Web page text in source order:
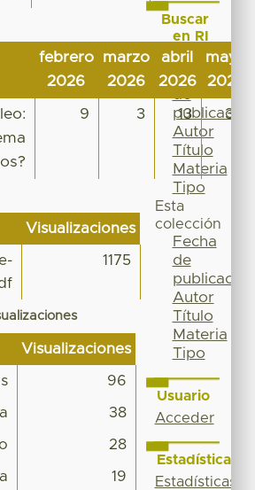
febrero
2026
marzo
2026
abril
2026
mayo
2026
9 3 13 33
Visualizaciones
1175
Visualizaciones
96
38
28
19
Buscar
en RI
Por
Fecha
de
publicación
Autor
Título
Materia
Tipo
Esta
colección
Fecha
de
publicación
Autor
Título
Materia
Tipo
Usuario
Acceder
Estadísticas
Estadísticas